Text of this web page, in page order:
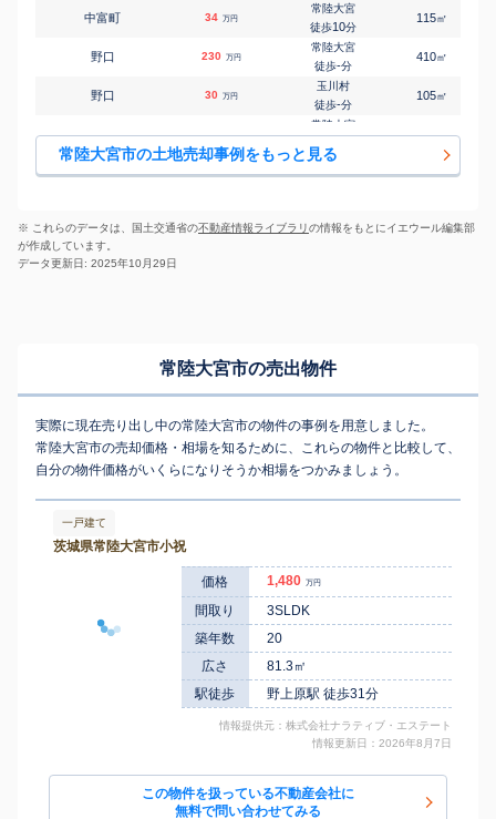
中富町 34 万円
常陸大宮
徒歩10分
115㎡
野口 230 万円
常陸大宮
徒歩-分
410㎡
野口 30 万円
玉川村
徒歩-分
105㎡
東富町 280 万円
常陸大宮
165㎡
南町 440 万円
常陸大宮
1
175㎡
徒歩5 分
常陸大宮市の土地売却事例をもっと見る
※ これらのデータは、国土交通省の不動産情報ライブラリの情報をもとにイエウール編集部
が作成しています。
データ更新日: 2025年10月29日
常陸大宮市の売出物件
実際に現在売り出し中の常陸大宮市の物件の事例を用意しました。
常陸大宮市の売却価格・相場を知るために、これらの物件と比較して、
自分の物件価格がいくらになりそうか相場をつかみましょう。
一戸建て
茨城県常陸大宮市小祝
価格 1,480 万円
間取り
3SLDK
築年数
20
広さ
81.3㎡
駅徒歩
野上原駅 徒歩31分
情報提供元：株式会社ナラティブ・エステート
情報更新日：2026年8月7日
この物件を扱っている不動産会社に
無料で問い合わせてみる